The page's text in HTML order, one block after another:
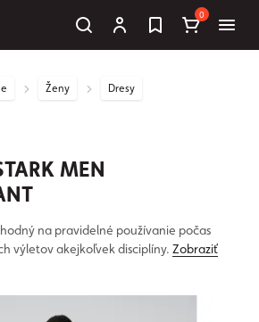
0
Ženy Dresy
MEN
na pravidelné používanie počas
výletov akejkoľvek disciplíny. Zobraziť